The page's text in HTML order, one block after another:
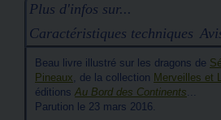
Plus d'infos sur...
Caractéristiques techniques
Beau livre illustré sur les dragons de
Pineaux, de la collection Merveilles et
éditions Au Bord des Continents...
Parution le 23 mars 2016.